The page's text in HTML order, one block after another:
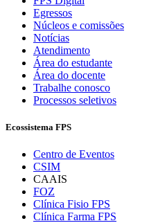
Egressos
Núcleos e comissões
Notícias
Atendimento
Área do estudante
Área do docente
Trabalhe conosco
Processos seletivos
Ecossistema FPS
Centro de Eventos
CSIM
CAAIS
FOZ
Clínica Fisio FPS
Clínica Farma FPS